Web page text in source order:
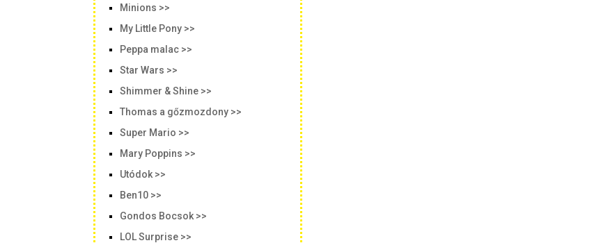
Minions >>
My Little Pony >>
Peppa malac >>
Star Wars >>
Shimmer & Shine >>
Thomas a gőzmozdony >>
Super Mario >>
Mary Poppins >>
Utódok >>
Ben10 >>
Gondos Bocsok >>
LOL Surprise >>